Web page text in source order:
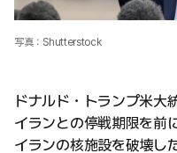
写真：Shutterstock
ドナルド・トランプ米大
イランとの停戦期限を前に
イランの核施設を破壊し